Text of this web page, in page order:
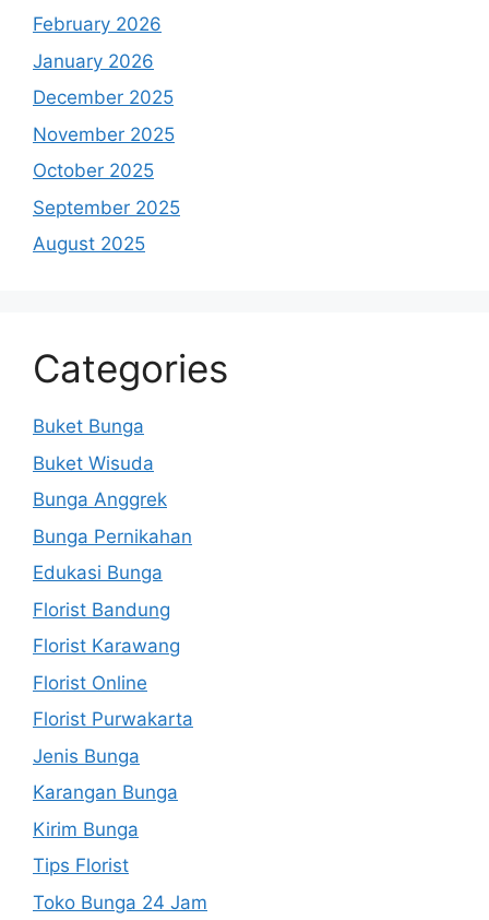
February 2026
January 2026
December 2025
November 2025
October 2025
September 2025
August 2025
Categories
Buket Bunga
Buket Wisuda
Bunga Anggrek
Bunga Pernikahan
Edukasi Bunga
Florist Bandung
Florist Karawang
Florist Online
Florist Purwakarta
Jenis Bunga
Karangan Bunga
Kirim Bunga
Tips Florist
Toko Bunga 24 Jam